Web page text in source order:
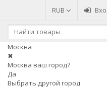
RUB
Москва
✖
Москва ваш город?
Да
Выбрать другой город